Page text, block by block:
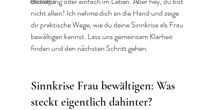
nicht allein! Ich nehme dich an die Hand und zeige
dir praktische Wege, wie du deine Sinnkrise als Frau
bewältigen kannst. Lass uns gemeinsam Klarheit
finden und den nächsten Schritt gehen.
Sinnkrise Frau bewältigen: Was
steckt eigentlich dahinter?